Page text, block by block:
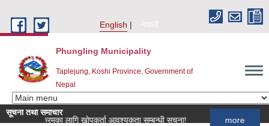
English
नेपाली
Phungling Municipality
Taplejung, Koshi Province, Government of
Nepal
सूचना तथा समाचार
कार्यक्रमका लागि खोपकर्ता आवश्यकता सम्बन्धी सूचना!
more